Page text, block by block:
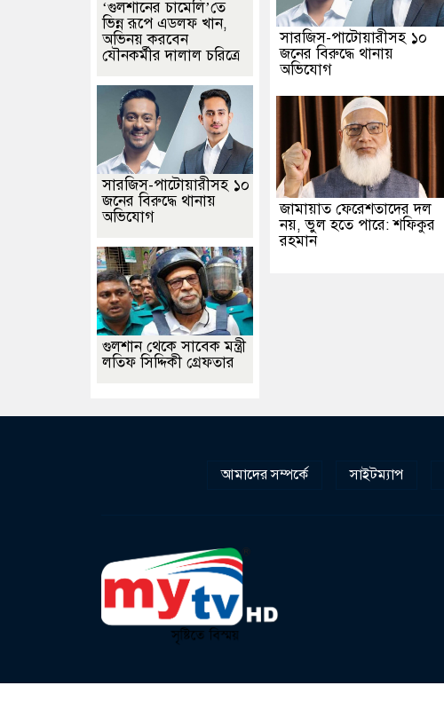
সারজিস-পাটোয়ারীসহ ১০
জনের বিরুদ্ধে থানায়
অভিযোগ
জামায়াত ফেরেশতাদের দল
নয়, ভুল হতে পারে: শফিকুর
রহমান
‘গুলশানের চামেলি’তে
ভিন্ন রূপে এডলফ খান,
অভিনয় করবেন
যৌনকর্মীর দালাল চরিত্রে
সারজিস-পাটোয়ারীসহ ১০
জনের বিরুদ্ধে থানায়
অভিযোগ
গুলশান থেকে সাবেক মন্ত্রী
লতিফ সিদ্দিকী গ্রেফতার
আমাদের সম্পর্কে সাইটম্যাপ